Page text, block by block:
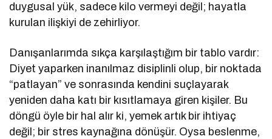
duygusal yük, sadece kilo vermeyi değil; hayatla
kurulan ilişkiyi de zehirliyor.
Danışanlarımda sıkça karşılaştığım bir tablo vardır:
Diyet yaparken inanılmaz disiplinli olup, bir noktada
“patlayan” ve sonrasında kendini suçlayarak
yeniden daha katı bir kısıtlamaya giren kişiler. Bu
döngü öyle bir hal alır ki, yemek artık bir ihtiyaç
değil; bir stres kaynağına dönüşür. Oysa beslenme,